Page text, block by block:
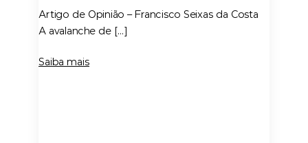
Artigo de Opinião – Francisco Seixas da Costa
A avalanche de […]
Saiba mais